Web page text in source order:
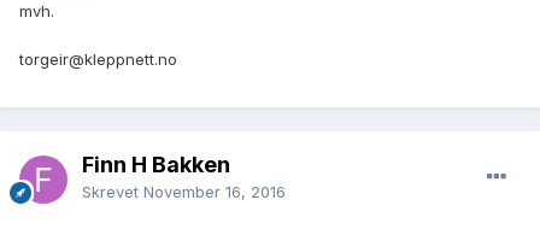
mvh.
torgeir@kleppnett.no
Finn H Bakken
Skrevet November 16, 2016